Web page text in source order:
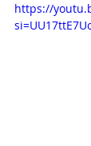
https://